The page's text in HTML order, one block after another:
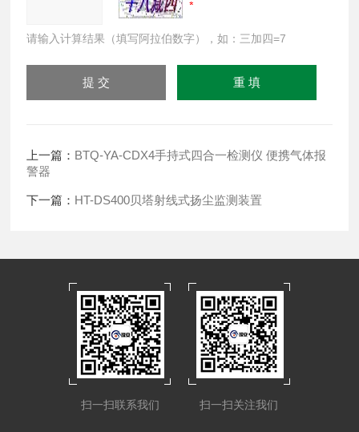
请输入计算结果（填写阿拉伯数字），如：三加四=7
上一篇： BTQ-YA-CDX4手持式四合一检测仪 便携气体报
警器
下一篇： HT-DS400贝塔射线式扬尘监测装置
扫一扫联系我们 扫一扫关注我们